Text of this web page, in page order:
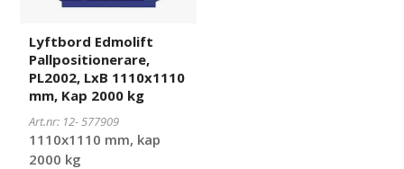
2000
kg
Lyftbord Edmolift
Pallpositionerare,
PL2002, LxB 1110x1110
mm, Kap 2000 kg
Art.nr: 12-577909
1110x1110 mm, kap
2000 kg